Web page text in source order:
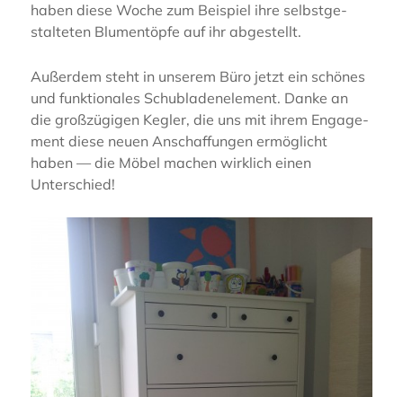
haben diese Woche zum Beispiel ihre selbst­ge­
stal­te­ten Blumen­töp­fe auf ihr abgestellt.
Außer­dem steht in unserem Büro jetzt ein schönes
und funktio­na­les Schub­la­den­ele­ment. Danke an
die großzü­gi­gen Kegler, die uns mit ihrem Engage­
ment diese neuen Anschaf­fun­gen ermög­licht
haben — die Möbel machen wirklich einen
Unterschied!